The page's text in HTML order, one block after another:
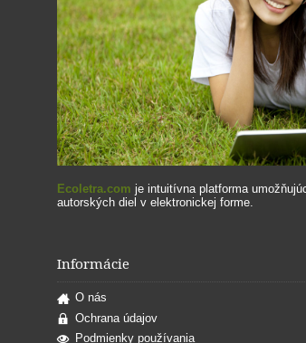
Ecoletra.com je intuitívna platforma
autorských diel v elektronickej forme.
Informácie
O nás
Ochrana údajov
Podmienky používania